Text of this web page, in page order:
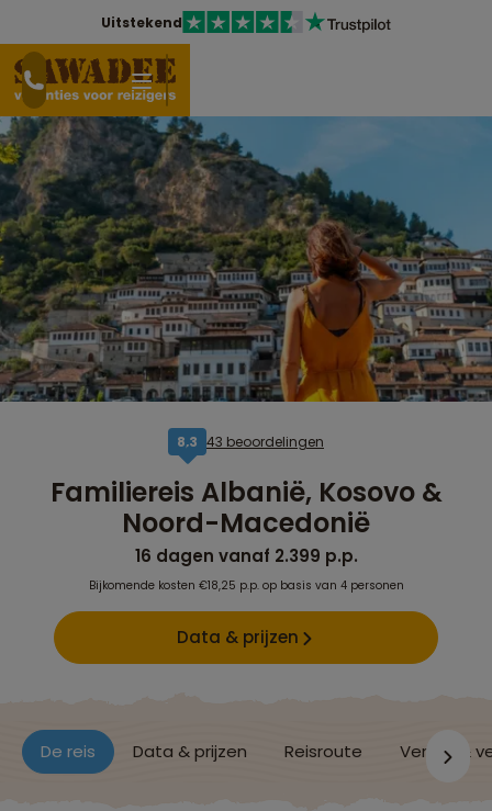
Uitstekend
8,3 43 beoordelingen
Familiereis Albanië, Kosovo &
Noord-Macedonië
16 dagen vanaf 2.399 p.p.
Bijkomende kosten €18,25 p.p. op basis van 4 personen
Data & prijzen
De reis Data & prijzen Reisroute Verblijf &